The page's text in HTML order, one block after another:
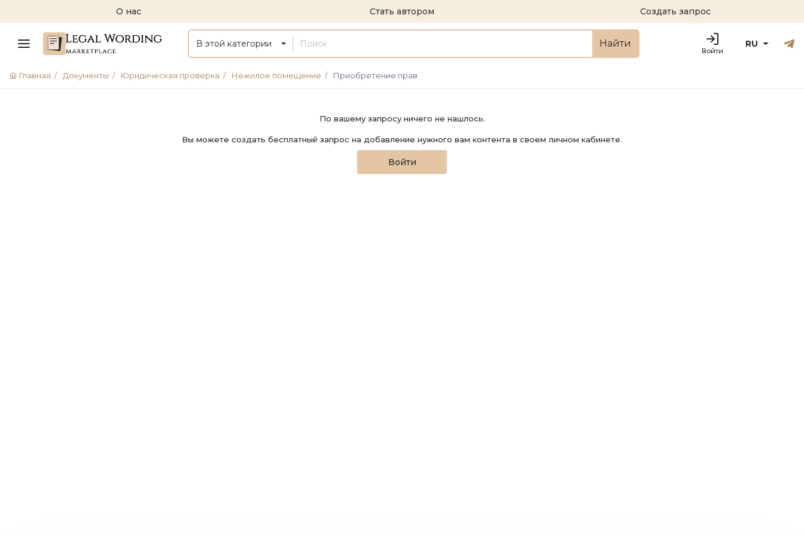
О нас Стать автором Создать запрос
В этой категории Найти
Войти
Русский
RU
Главная / Документы / Юридическая проверка / Нежилое помещение / Приобретение прав
По вашему запросу ничего не нашлось.
Вы можете создать бесплатный запрос на добавление нужного вам контента в своем личном кабинете.
Войти